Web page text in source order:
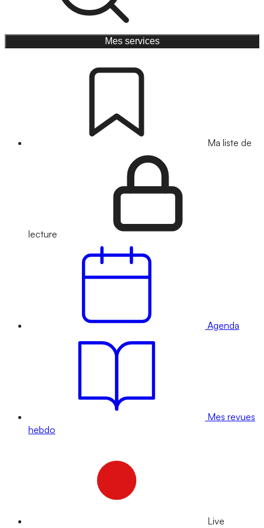
Mes services
Ma liste de
lecture
Agenda
Mes revues
hebdo
Live